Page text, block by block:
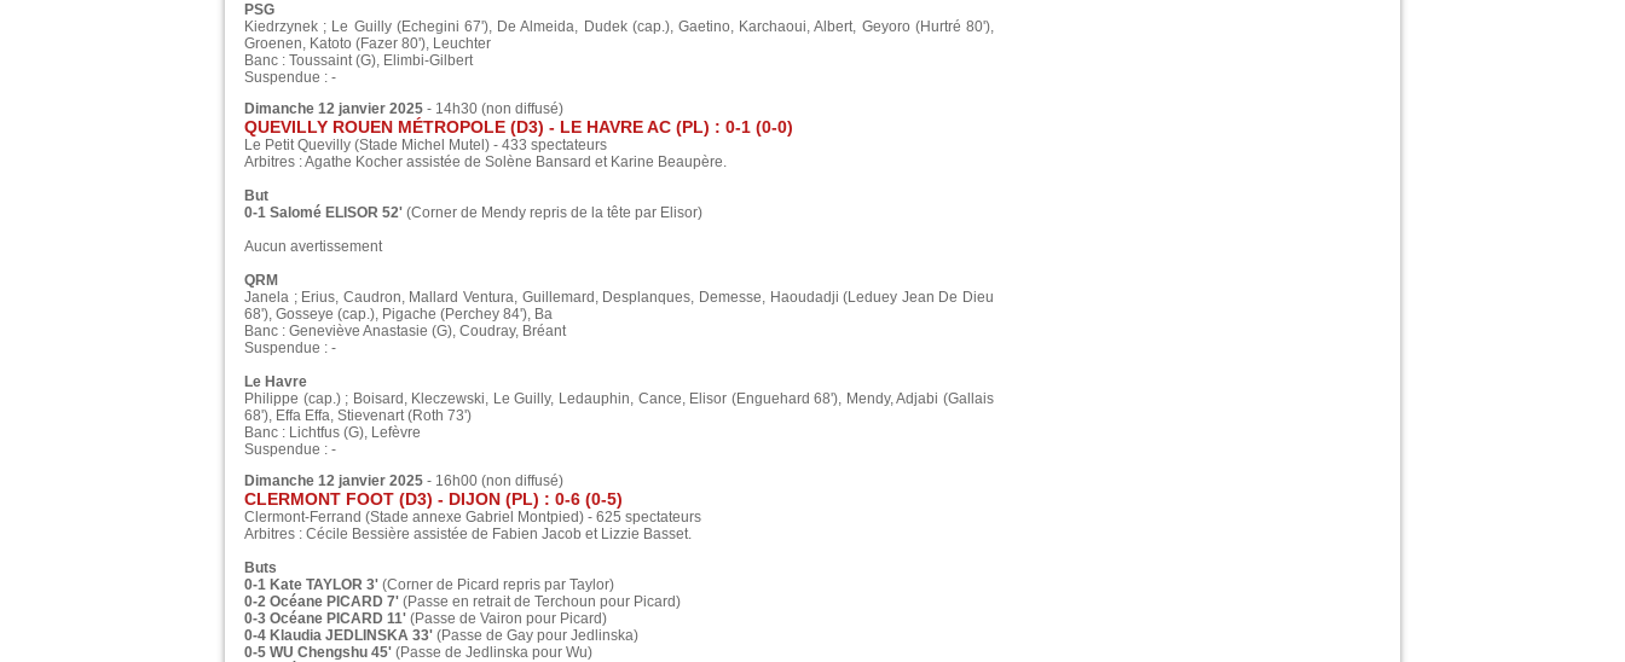
PSG
Kiedrzynek ; Le Guilly (Echegini 67'), De Almeida, Dudek (cap.), Gaetino, Karchaoui, Albert, Geyoro (Hurtré 80'),
Groenen, Katoto (Fazer 80'), Leuchter
Banc : Toussaint (G), Elimbi-Gilbert
Suspendue : -
Dimanche 12 janvier 2025 - 14h30 (non diffusé)
QUEVILLY ROUEN MÉTROPOLE (D3) - LE HAVRE AC (PL) : 0-1 (0-0)
Le Petit Quevilly (Stade Michel Mutel) - 433 spectateurs
Arbitres : Agathe Kocher assistée de Solène Bansard et Karine Beaupère.
But
0-1 Salomé ELISOR 52' (Corner de Mendy repris de la tête par Elisor)
Aucun avertissement
QRM
Janela ; Erius, Caudron, Mallard Ventura, Guillemard, Desplanques, Demesse, Haoudadji (Leduey Jean De Dieu
68'), Gosseye (cap.), Pigache (Perchey 84'), Ba
Banc : Geneviève Anastasie (G), Coudray, Bréant
Suspendue : -
Le Havre
Philippe (cap.) ; Boisard, Kleczewski, Le Guilly, Ledauphin, Cance, Elisor (Enguehard 68'), Mendy, Adjabi (Gallais
68'), Effa Effa, Stievenart (Roth 73')
Banc : Lichtfus (G), Lefèvre
Suspendue : -
Dimanche 12 janvier 2025 - 16h00 (non diffusé)
CLERMONT FOOT (D3) - DIJON (PL) : 0-6 (0-5)
Clermont-Ferrand (Stade annexe Gabriel Montpied) - 625 spectateurs
Arbitres : Cécile Bessière assistée de Fabien Jacob et Lizzie Basset.
Buts
0-1 Kate TAYLOR 3' (Corner de Picard repris par Taylor)
0-2 Océane PICARD 7' (Passe en retrait de Terchoun pour Picard)
0-3 Océane PICARD 11' (Passe de Vairon pour Picard)
0-4 Klaudia JEDLINSKA 33' (Passe de Gay pour Jedlinska)
0-5 WU Chengshu 45' (Passe de Jedlinska pour Wu)